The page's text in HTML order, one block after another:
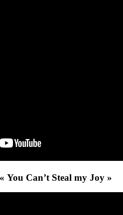
Can’t Steal my Joy »